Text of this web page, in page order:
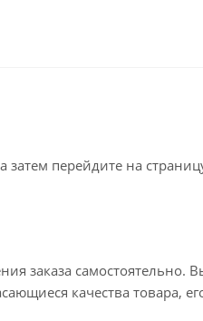
перейдите на
заказа самостоятельно.
качества товара,